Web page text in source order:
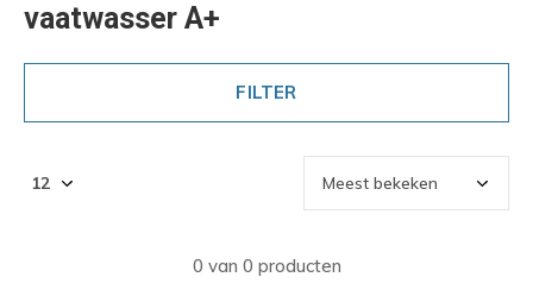
vaatwasser A+
FILTER
0 van 0 producten